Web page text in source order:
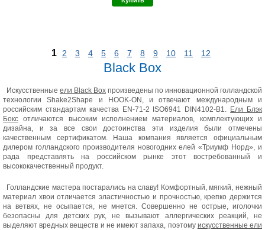
1 2 3 4 5 6 7 8 9 10 11 12
Black Box
Искусственные ели Black Box произведены по инновационной голландской
технологии Shake2Shape и HOOK-ON, и отвечают международным и
российским стандартам качества EN-71-2 ISO6941 DIN4102-B1. Ели Блэк
Бокс отличаются высоким исполнением материалов, комплектующих и
дизайна, и за все свои достоинства эти изделия были отмечены
качественным сертификатом. Наша компания является официальным
дилером голландского производителя новогодних елей «Триумф Норд», и
рада представлять на российском рынке этот востребованный и
высококачественный продукт.
Голландские мастера постарались на славу! Комфортный, мягкий, нежный
материал хвои отличается эластичностью и прочностью, крепко держится
на ветвях, не осыпается, не мнется. Совершенно не острые, иголочки
безопасны для детских рук, не вызывают аллергических реакций, не
выделяют вредных веществ и не имеют запаха, поэтому искусственные ели